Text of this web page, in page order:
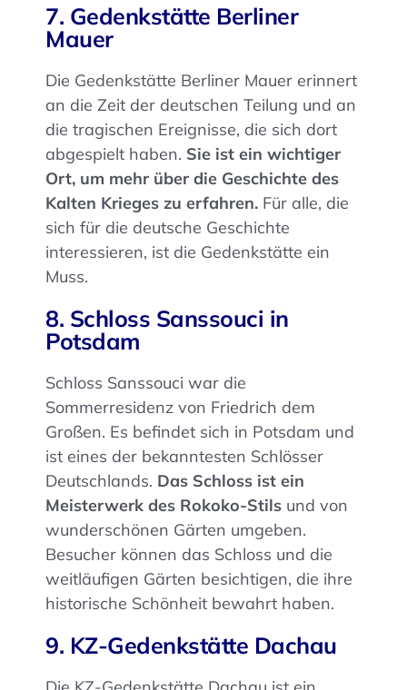
7. Gedenkstätte Berliner
Mauer
Die Gedenkstätte Berliner Mauer erinnert
an die Zeit der deutschen Teilung und an
die tragischen Ereignisse, die sich dort
abgespielt haben. Sie ist ein wichtiger
Ort, um mehr über die Geschichte des
Kalten Krieges zu erfahren. Für alle, die
sich für die deutsche Geschichte
interessieren, ist die Gedenkstätte ein
Muss.
8. Schloss Sanssouci in
Potsdam
Schloss Sanssouci war die
Sommerresidenz von Friedrich dem
Großen. Es befindet sich in Potsdam und
ist eines der bekanntesten Schlösser
Deutschlands. Das Schloss ist ein
Meisterwerk des Rokoko-Stils und von
wunderschönen Gärten umgeben.
Besucher können das Schloss und die
weitläufigen Gärten besichtigen, die ihre
historische Schönheit bewahrt haben.
9. KZ-Gedenkstätte Dachau